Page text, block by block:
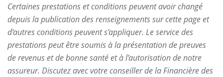
Certaines prestations et conditions peuvent avoir changé
depuis la publication des renseignements sur cette page et
d’autres conditions peuvent s’appliquer. Le service des
prestations peut être soumis à la présentation de preuves
de revenus et de bonne santé et à l’autorisation de notre
assureur. Discutez avec votre conseiller de la Financière des